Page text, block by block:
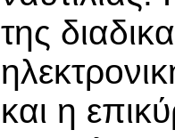
της
και η